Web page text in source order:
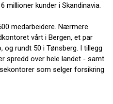
millioner kunder i Skandinavia.
medarbeidere. Nærmere
vårt i Bergen, et par
og rundt 50 i Tønsberg. I tillegg
spredd over hele landet - samt
som selger forsikring